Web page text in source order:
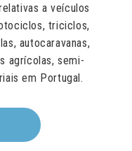
a veículos
triciclos,
autocaravanas,
agrícolas, semi-
em Portugal.